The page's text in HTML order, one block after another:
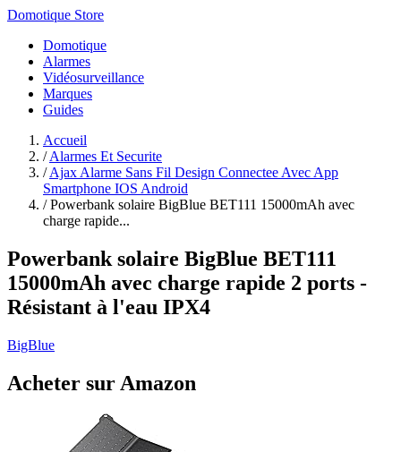
Domotique Store
Domotique
Alarmes
Vidéosurveillance
Marques
Guides
Accueil
/ Alarmes Et Securite
/ Ajax Alarme Sans Fil Design Connectee Avec App
Smartphone IOS Android
/ Powerbank solaire BigBlue BET111 15000mAh avec
charge rapide...
Powerbank solaire BigBlue BET111
15000mAh avec charge rapide 2 ports -
Résistant à l'eau IPX4
BigBlue
Acheter sur Amazon